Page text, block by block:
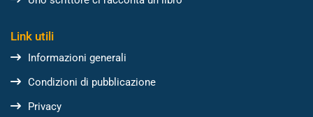
Link utili
Informazioni generali
Condizioni di pubblicazione
Privacy